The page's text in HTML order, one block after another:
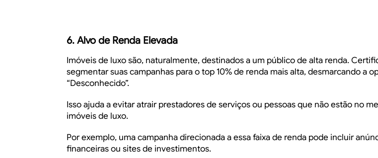
6. Alvo de Renda Elevada
Imóveis de luxo são, naturalmente, destinados a um público de alta renda.
segmentar suas campanhas para o top 10% de renda mais alta, desmarcando a
“Desconhecido”.
Isso ajuda a evitar atrair prestadores de serviços ou pessoas que não estão no
imóveis de luxo.
Por exemplo, uma campanha direcionada a essa faixa de renda pode incluir
financeiras ou sites de investimentos.